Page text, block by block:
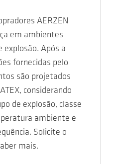
AERZEN
em ambientes
explosão. Após a
fornecidas pelo
são projetados
considerando
de explosão, classe
ambiente e
Solicite o
mais.